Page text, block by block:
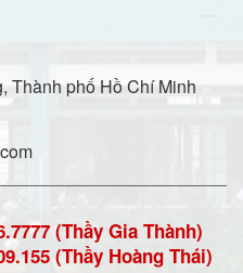
Thành phố Hồ Chí Minh
(Thầy Gia Thành)
(Thầy Hoàng Thái)